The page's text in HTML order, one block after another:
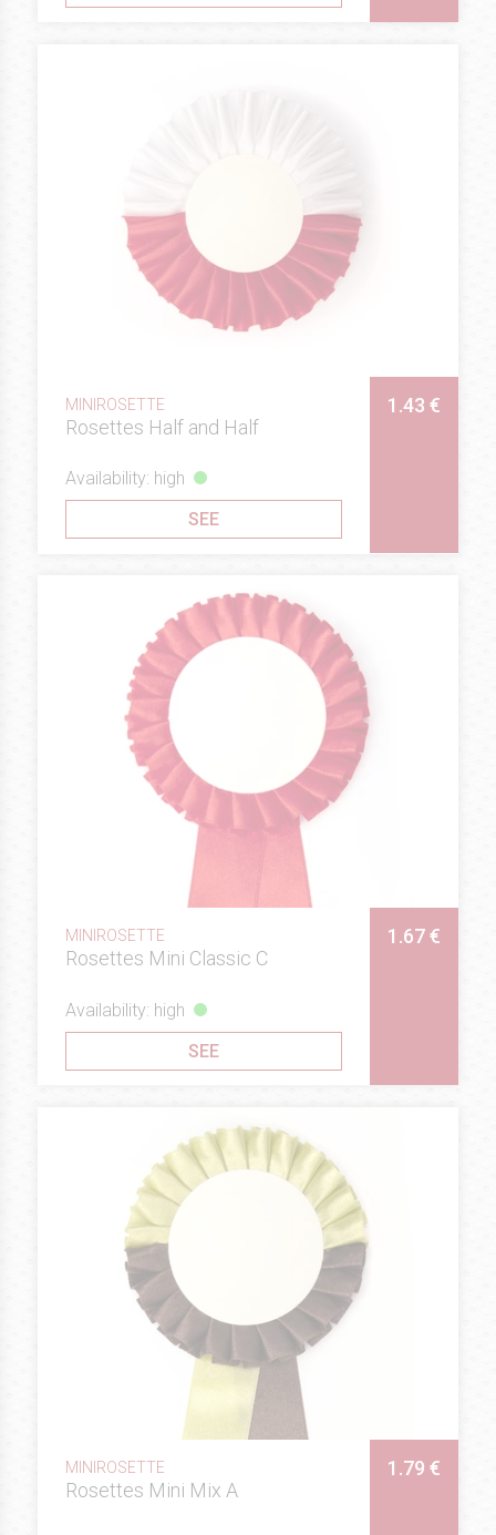
MINIROSETTE
Rosettes Half and Half
1.43 €
Availability: high
SEE
MINIROSETTE
Rosettes Mini Classic C
1.67 €
Availability: high
SEE
MINIROSETTE
Rosettes Mini Mix A
1.79 €